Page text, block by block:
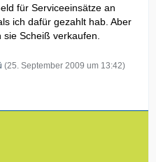
für Serviceeinsätze an
ich dafür gezahlt hab. Aber
Scheiß verkaufen.
(25. September 2009 um 13:42)